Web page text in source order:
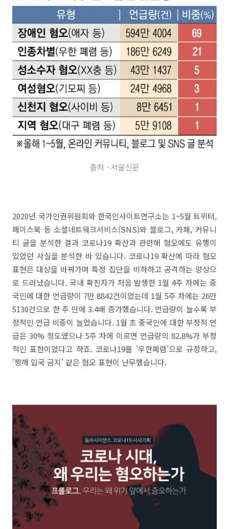
출처 - 서울신문
2020년 국가인권위원회와 한국인사이트연구소는 1~5월 트위터,
페이스북 등 소셜네트워크서비스(SNS)와 블로그, 카페, 커뮤니
티 글을 분석한 결과 코로나19 확산과 관련해 혐오에도 유행이
있었던 사실을 분석한 바 있습니다. 코로나19 확산에 따라 혐오
표현은 대상을 바꿔가며 특정 집단을 비하하고 공격하는 양상으
로 드러났습니다. 국내 확진자가 처음 발생한 1월 4주 차에는 중
국인에 대한 언급량이 7만 8842건이었는데 1월 5주 차에는 26만
5130건으로 한 주 만에 3.4배 증가했습니다. 언급량이 늘수록 부
정적인 언급 비중이 늘었습니다. 1월 초 중국인에 대한 부정적 언
급은 30% 정도였으나 5주 차에 이르면 언급량의 82.8%가 부정
적인 표현이었다고 하죠. 코로나19를 '우한폐렴'으로 규정하고,
'짱깨 입국 금지' 같은 혐오 표현이 난무했습니다.